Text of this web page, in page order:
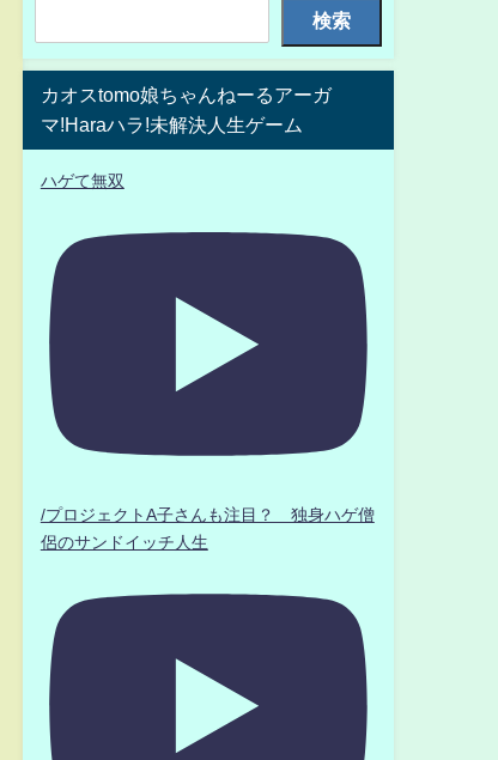
検索
カオスtomo娘ちゃんねーるアーガ
マ!Haraハラ!未解決人生ゲーム
ハゲて無双
/プロジェクトA子さんも注目？ 独身ハゲ僧
侶のサンドイッチ人生